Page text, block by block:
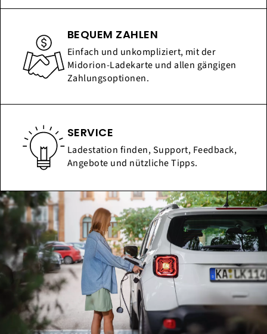
BEQUEM ZAHLEN
Einfach und unkompliziert, mit der
Midorion-Ladekarte und allen gängigen
Zahlungsoptionen.
SERVICE
Ladestation finden, Support, Feedback,
Angebote und nützliche Tipps.